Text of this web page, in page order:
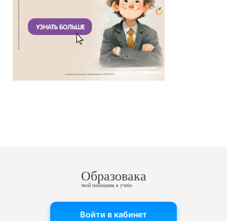
Образовака
твой помощник в учебе
Войти в кабинет